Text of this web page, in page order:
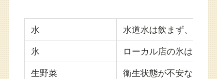
水
水道水は飲まず、ミネ
氷
ローカル店の氷は、衛
生野菜
衛生状態が不安な店で